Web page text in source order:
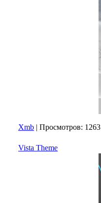
Xmb | Просмотров: 1263
Vista Theme